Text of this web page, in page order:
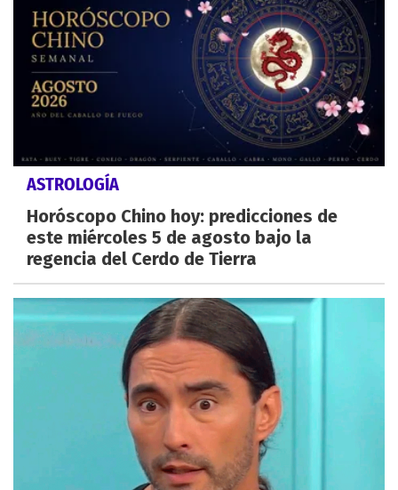
ASTROLOGÍA
Horóscopo Chino hoy: predicciones de
este miércoles 5 de agosto bajo la
regencia del Cerdo de Tierra